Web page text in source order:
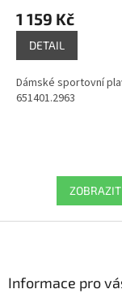
1 159 Kč
DETAIL
Dámské sportovní
651401.2963
ZOBRAZIT
Informace pro